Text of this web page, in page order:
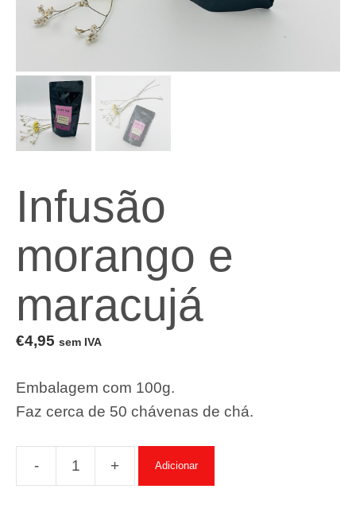
Infusão
morango e
maracujá
€4,95 sem IVA
Embalagem com 100g.
Faz cerca de 50 chávenas de chá.
- + Adicionar